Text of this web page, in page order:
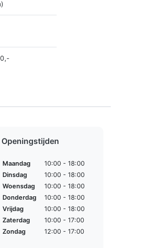
Openingstijden
Maandag
10:00 - 18:00
Dinsdag
10:00 - 18:00
Woensdag
10:00 - 18:00
Donderdag
10:00 - 18:00
Vrijdag
10:00 - 18:00
Zaterdag
10:00 - 17:00
Zondag
12:00 - 17:00